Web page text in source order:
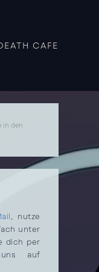
CAFE
in den
, nutze
unter
dich per
auf